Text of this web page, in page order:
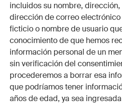
incluidos su nombre,
dirección de correo
ficticio o nombre de usuario
conocimiento de que hemos
información personal de un
sin verificación del
procederemos a borrar esa
que podríamos tener
años de edad, ya sea